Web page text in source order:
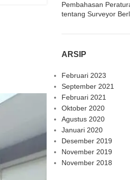
Pembahasan
tentang Surveyor
ARSIP
Februari 2023
September 2021
Februari 2021
Oktober 2020
Agustus 2020
Januari 2020
Desember 2019
November 2019
November 2018